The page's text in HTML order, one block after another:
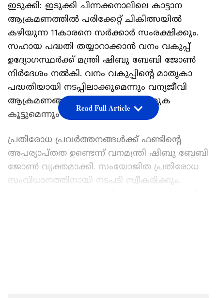
ഇടുക്കി: ഇടുക്കി ചിന്നക്കനാലിലെ കാട്ടാന
ആക്രമണത്തിൽ പരിക്കേറ്റ് ചികിത്സയിൽ
കഴിയുന്ന 11കാരനെ സർക്കാർ സംരക്ഷിക്കും.
സഹായ പദ്ധതി തയ്യാറാക്കാൻ വനം വകുപ്പ്
ഉദ്യോഗസ്ഥർക്ക് മന്ത്രി ഷിബു ബേബി ജോൺ
നിർദേശം നൽകി. വനം വകുപ്പിന്റെ മാതൃകാ
പദ്ധതിയായി നടപ്പിലാക്കുമെന്നും വന്യജീവി
ആക്രമണങ്ങളിൽ നഷ്ടപരിഹാര തുക
കൂട്ടുമെന്നും മന്ത്രി അറിയിച്ചു.
പ്രതിരോധ പ്രവർത്തനങ്ങൾക്ക് ഫണ്ടിന്റെ
അപര്യാപ്തത ഉണ്ടെന്ന് വനമന്ത്രി ഷിബു ബേബി
ജോൺ വ്യക്തമാക്കി. സംയോജിത പ്രതിരോധ
സംവിധാനത്തിനായി നടപടി സ്വീകരിക്കും.
Read Full Article